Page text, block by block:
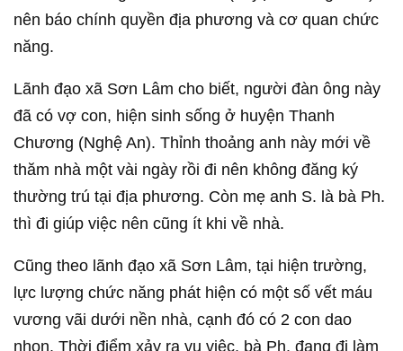
nên báo chính quyền địa phương và cơ quan chức
năng.
Lãnh đạo xã Sơn Lâm cho biết, người đàn ông này
đã có vợ con, hiện sinh sống ở huyện Thanh
Chương (Nghệ An). Thỉnh thoảng anh này mới về
thăm nhà một vài ngày rồi đi nên không đăng ký
thường trú tại địa phương. Còn mẹ anh S. là bà Ph.
thì đi giúp việc nên cũng ít khi về nhà.
Cũng theo lãnh đạo xã Sơn Lâm, tại hiện trường,
lực lượng chức năng phát hiện có một số vết máu
vương vãi dưới nền nhà, cạnh đó có 2 con dao
nhọn. Thời điểm xảy ra vụ việc, bà Ph. đang đi làm